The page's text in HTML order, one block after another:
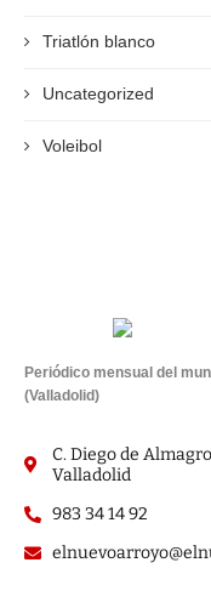
Triatlón blanco
Uncategorized
Voleibol
Periódico mensual del
(Valladolid)
C. Diego de
Valladolid
983 34 14 92